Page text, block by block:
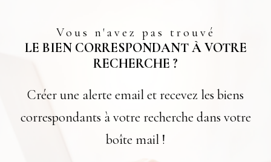
Vous n'avez pas trouvé
LE BIEN CORRESPONDANT À VOTRE
RECHERCHE ?
Créer une alerte email et recevez les biens
correspondants à votre recherche dans votre
boîte mail !